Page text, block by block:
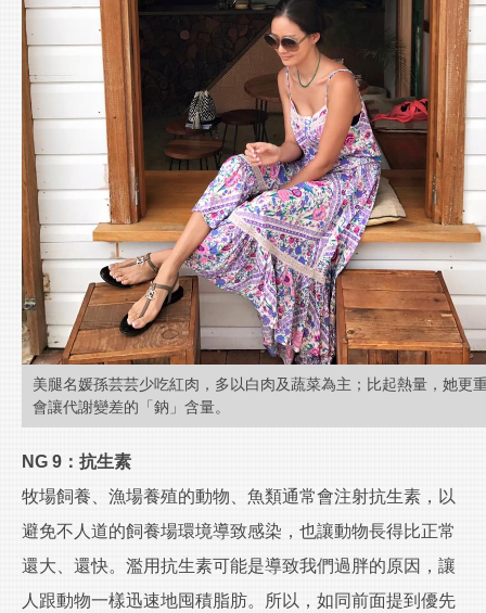
美腿名媛孫芸芸少吃紅肉，多以白肉及蔬菜為主；比起熱量，她更
會讓代謝變差的「鈉」含量。
NG 9：抗生素
牧場飼養、漁場養殖的動物、魚類通常會注射抗生素，以
避免不人道的飼養場環境導致感染，也讓動物長得比正常
還大、還快。濫用抗生素可能是導致我們過胖的原因，讓
人跟動物一樣迅速地囤積脂肪。所以，如同前面提到優先